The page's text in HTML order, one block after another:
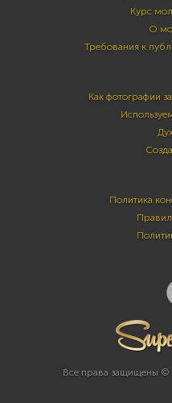
Курс
О
Требования к
Как фотографии
Политика
Все права защищены